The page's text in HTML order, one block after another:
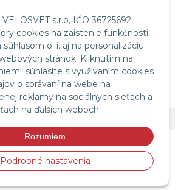
s.r.o, IČO 36725692,
cookies na zaistenie funkčnosti
o. i. aj na personalizáciu
stránok. Kliknutím na
súhlasíte s využívaním cookies
o správaní na webe na
reklamy na sociálnych sieťach a
na ďalších weboch.
Rozumiem
Podrobné nastavenia
Servis a služby
bicyklov a elektrobicyklov
Retül Bike Fit
Instagram Velosvet
Facebook Velosvet